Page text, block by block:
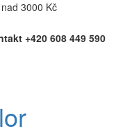
3000 Kč
+420 608 449 590